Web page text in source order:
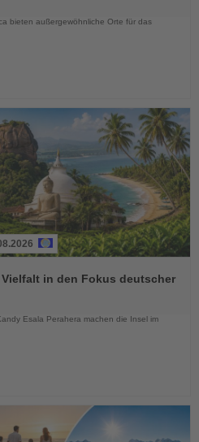
bieten außergewöhnliche Orte für das
in den Fokus deutscher
Esala Perahera machen die Insel im